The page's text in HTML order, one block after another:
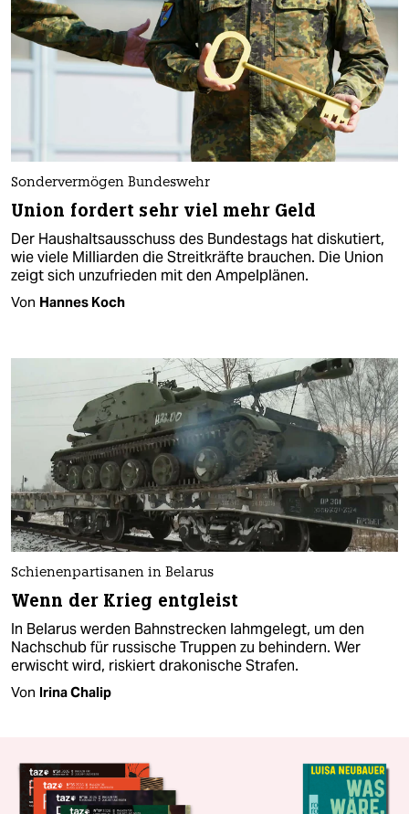
Sondervermögen Bundeswehr
Union fordert sehr viel mehr Geld
Der Haushaltsausschuss des Bundestags hat diskutiert,
wie viele Milliarden die Streitkräfte brauchen. Die Union
zeigt sich unzufrieden mit den Ampelplänen.
Von Hannes Koch
Schienenpartisanen in Belarus
Wenn der Krieg entgleist
In Belarus werden Bahnstrecken lahmgelegt, um den
Nachschub für russische Truppen zu behindern. Wer
erwischt wird, riskiert drakonische Strafen.
Von Irina Chalip